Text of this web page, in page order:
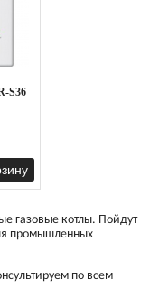
S36
газовые котлы. Пойдут
промышленных
по всем